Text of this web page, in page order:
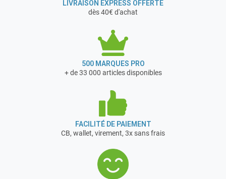
LIVRAISON EXPRESS OFFERTE
dès 40€ d'achat
500 MARQUES PRO
+ de 33 000 articles disponibles
FACILITÉ DE PAIEMENT
CB, wallet, virement, 3x sans frais